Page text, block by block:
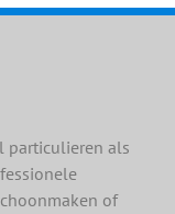
particulieren als
of